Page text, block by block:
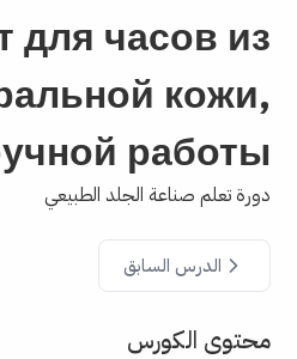
для часов из
кожи,
работы.
دورة تعلم صناعة الجلد الطبيعي
الدرس السابق
محتوى الكورس